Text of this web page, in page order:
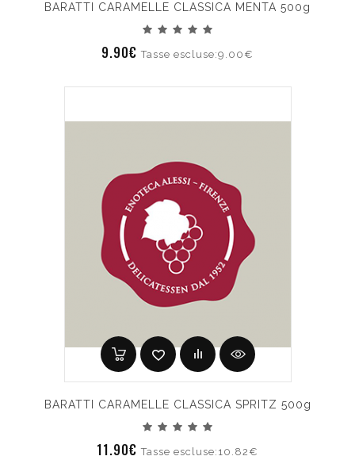
BARATTI CARAMELLE CLASSICA MENTA 500g
9.90€Tasse escluse:9.00€
BARATTI CARAMELLE CLASSICA SPRITZ 500g
11.90€Tasse escluse:10.82€